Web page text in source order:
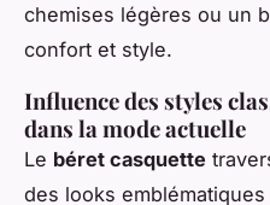
chemises légères ou un
confort et style.
Influence des styles
dans la mode actuelle
Le béret casquette
des looks